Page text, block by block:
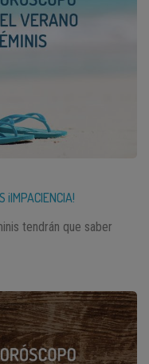
¡IMPACIENCIA!
tendrán que saber